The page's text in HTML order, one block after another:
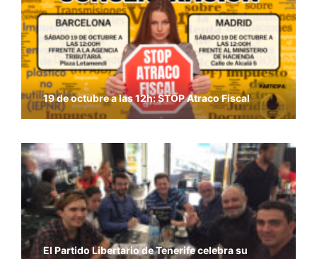
19 de octubre a las 12h: STOP Atraco Fiscal
El Partido Libertario de Tenerife celebra su